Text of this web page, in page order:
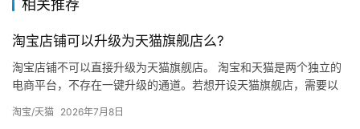
相关推荐
淘宝店铺可以升级为天猫旗舰店么?
淘宝店铺不可以直接升级为天猫旗舰店。 淘宝和天猫是两个独立的
电商平台，不存在一键升级的通道。若想开设天猫旗舰店，需要以
一、…
淘宝/天猫 2026年7月8日